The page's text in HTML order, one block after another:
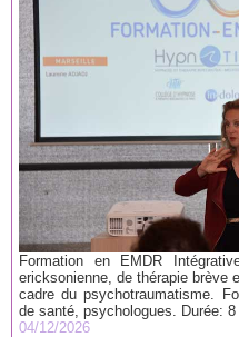
Formation en EMDR
ericksonienne, de thérapie brève
cadre du psychotraumatisme.
de santé, psychologues. Durée: 8
04/12/2026